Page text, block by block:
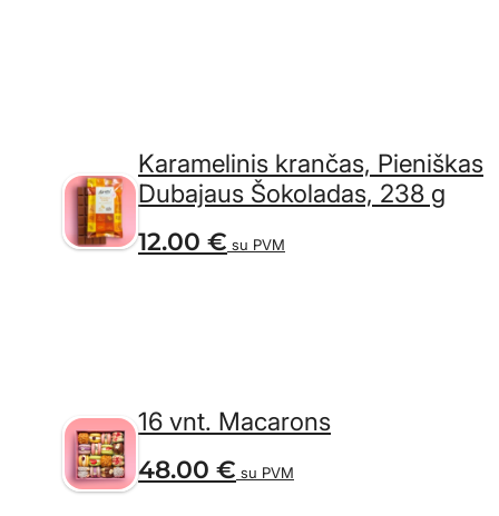
Karamelinis krančas, Pieniškas
Dubajaus Šokoladas, 238 g
12.00 € su PVM
16 vnt. Macarons
48.00 € su PVM